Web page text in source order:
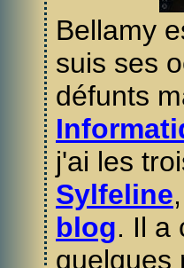
Bellamy
suis ses
défunts
j'ai les
Sylfeline
blog. Il a
quelques